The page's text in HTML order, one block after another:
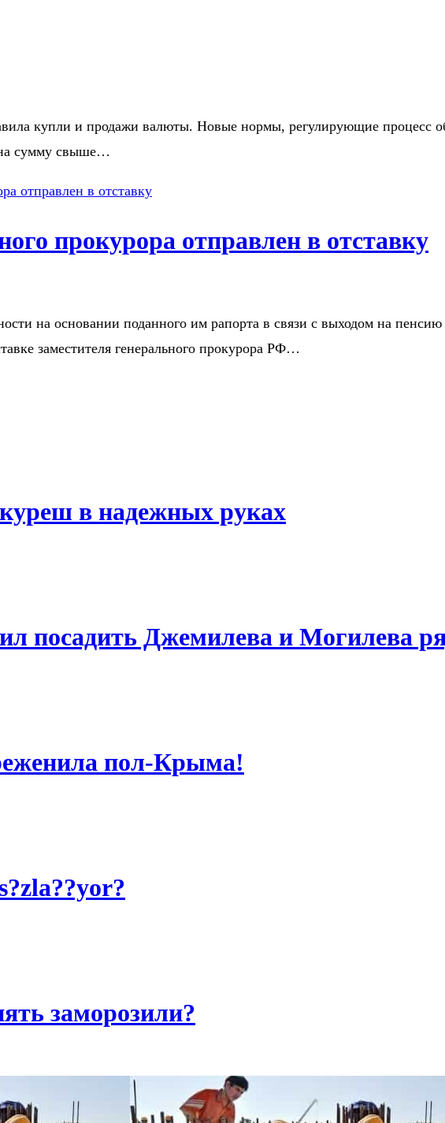
купли и продажи валюты. Новые нормы, регулирующие процесс
сумму свыше…
прокурора отправлен в отставку
на основании поданного им рапорта в связи с выходом на
заместителя генерального прокурора РФ…
в надежных руках
посадить Джемилева и Могилева
пол-Крыма!
заморозили?